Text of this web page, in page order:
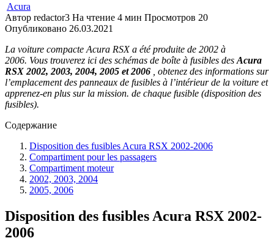
Acura
Автор redactor3 На чтение 4 мин Просмотров 20
Опубликовано 26.03.2021
La voiture compacte Acura RSX a été produite de 2002 à
2006. Vous trouverez ici des schémas de boîte à fusibles des Acura
RSX 2002, 2003, 2004, 2005 et 2006 , obtenez des informations sur
l’emplacement des panneaux de fusibles à l’intérieur de la voiture et
apprenez-en plus sur la mission. de chaque fusible (disposition des
fusibles).
Содержание
Disposition des fusibles Acura RSX 2002-2006
Compartiment pour les passagers
Compartiment moteur
2002, 2003, 2004
2005, 2006
Disposition des fusibles Acura RSX 2002-
2006